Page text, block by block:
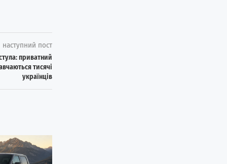
наступний пост
приватний
тисячі
українців